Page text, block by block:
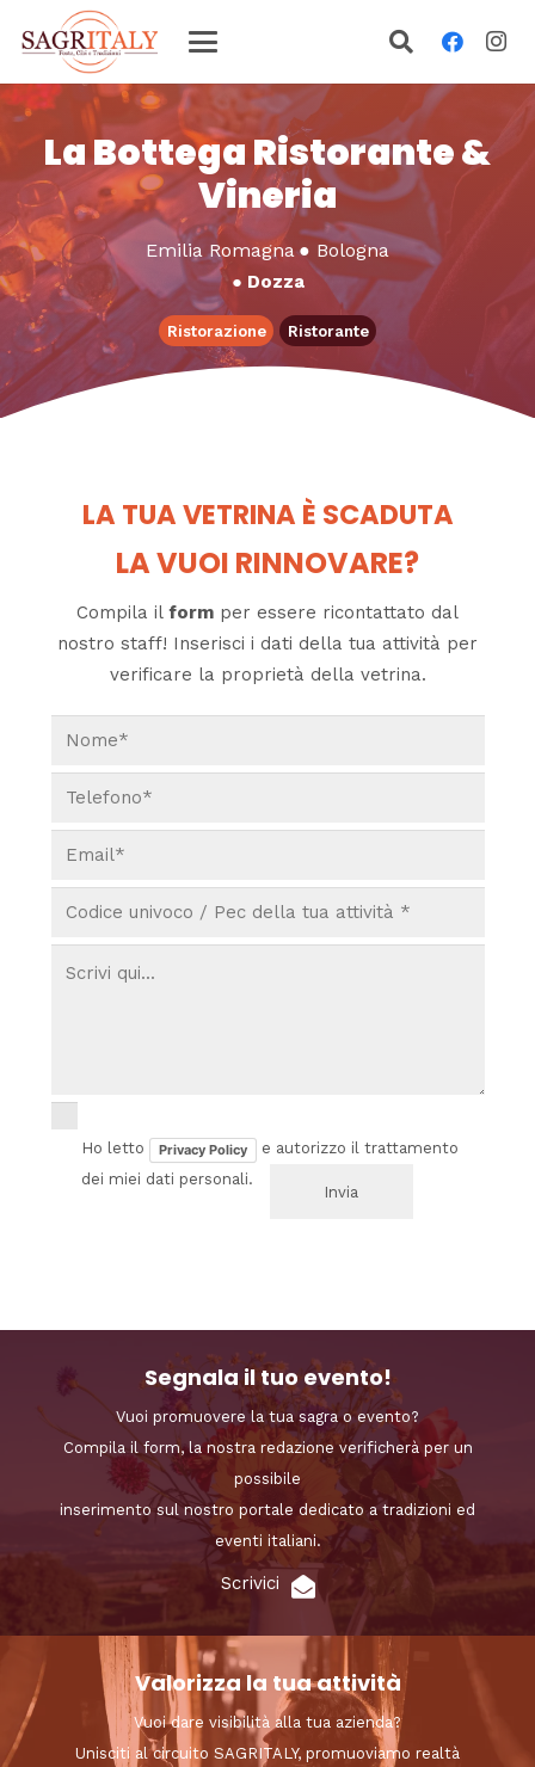
La Bottega Ristorante &
Vineria
Emilia Romagna● Bologna
● Dozza
Ristorazione Ristorante
LA TUA VETRINA È SCADUTA
LA VUOI RINNOVARE?
Compila il form per essere ricontattato dal
nostro staff! Inserisci i dati della tua attività per
verificare la proprietà della vetrina.
Ho letto Privacy Policy
e autorizzo il trattamento
dei miei dati personali.
Segnala il tuo evento!
Vuoi promuovere la tua sagra o evento?
Compila il form, la nostra redazione verificherà per un
possibile
inserimento sul nostro portale dedicato a tradizioni ed
eventi italiani.
Scrivici
Valorizza la tua attività
Vuoi dare visibilità alla tua azienda?
Unisciti al circuito SAGRITALY, promuoviamo realtà